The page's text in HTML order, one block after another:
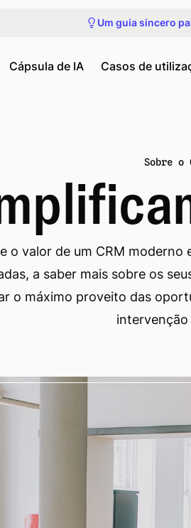
Um guia sincero
Cápsula de IA Casos de
Sobre o
o valor de um CRM moderno
a saber mais sobre os
o máximo proveito das
intervenção